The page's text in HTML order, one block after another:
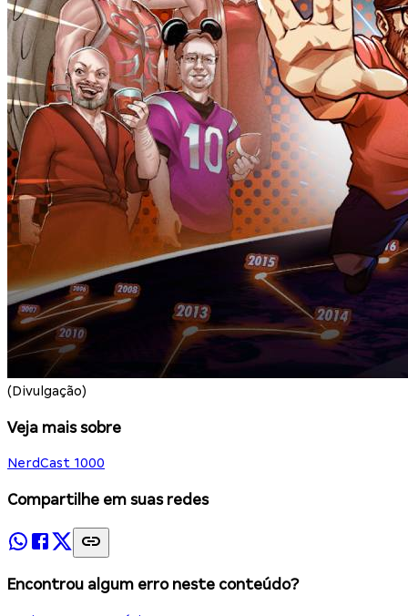
(Divulgação)
Veja mais sobre
NerdCast 1000
Compartilhe em suas redes
Encontrou algum erro neste conteúdo?